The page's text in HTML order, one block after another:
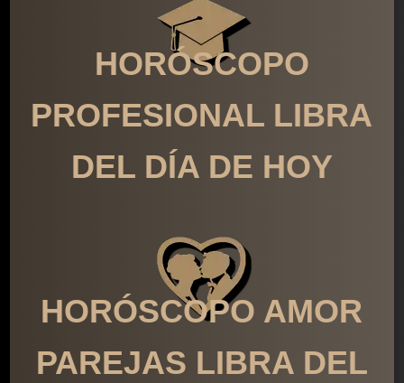
HORÓSCOPO
PROFESIONAL LIBRA
DEL DÍA DE HOY
HORÓSCOPO AMOR
PAREJAS LIBRA DEL